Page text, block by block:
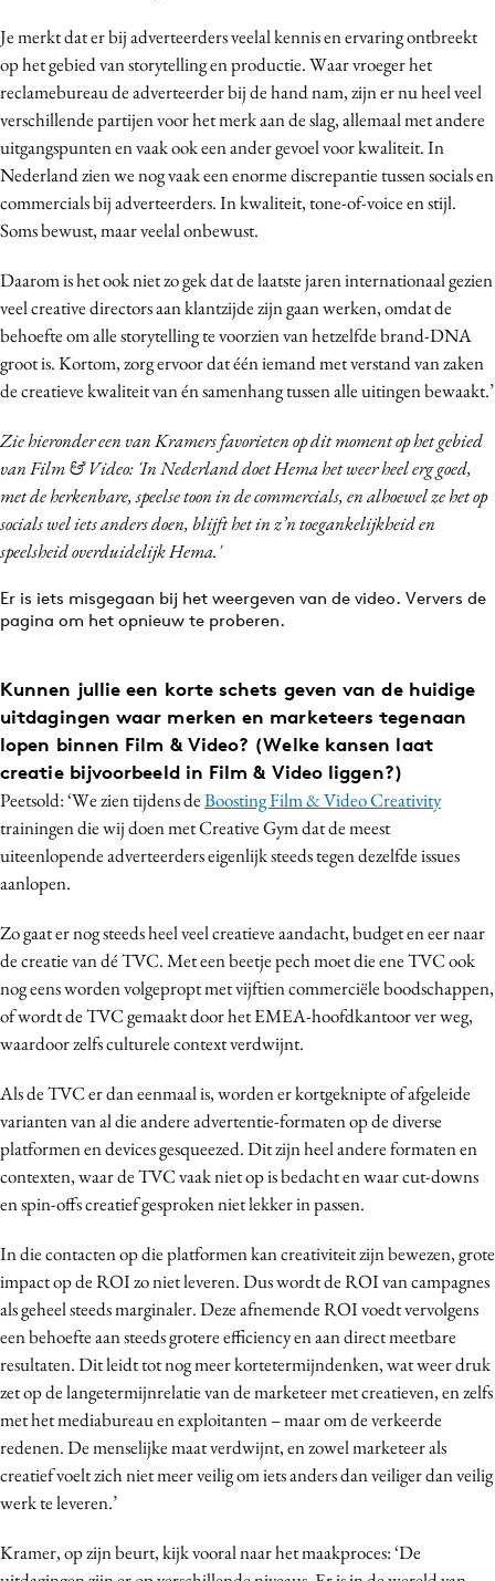
Je merkt dat er bij adverteerders veelal kennis en ervaring ontbreekt
op het gebied van storytelling en productie. Waar vroeger het
reclamebureau de adverteerder bij de hand nam, zijn er nu heel veel
verschillende partijen voor het merk aan de slag, allemaal met andere
uitgangspunten en vaak ook een ander gevoel voor kwaliteit. In
Nederland zien we nog vaak een enorme discrepantie tussen socials en
commercials bij adverteerders. In kwaliteit, tone-of-voice en stijl.
Soms bewust, maar veelal onbewust.
Daarom is het ook niet zo gek dat de laatste jaren internationaal gezien
veel creative directors aan klantzijde zijn gaan werken, omdat de
behoefte om alle storytelling te voorzien van hetzelfde brand-DNA
groot is. Kortom, zorg ervoor dat één iemand met verstand van zaken
de creatieve kwaliteit van én samenhang tussen alle uitingen bewaakt.’
Zie hieronder een van Kramers favorieten op dit moment op het gebied
van Film & Video: 'In Nederland doet Hema het weer heel erg goed,
met de herkenbare, speelse toon in de commercials, en alhoewel ze het op
socials wel iets anders doen, blijft het in z’n toegankelijkheid en
speelsheid overduidelijk Hema.'
Er is iets misgegaan bij het weergeven van de video. Ververs de
pagina om het opnieuw te proberen.
Kunnen jullie een korte schets geven van de huidige
uitdagingen waar merken en marketeers tegenaan
lopen binnen Film & Video? (Welke kansen laat
creatie bijvoorbeeld in Film & Video liggen?)
Peetsold: ‘We zien tijdens deBoosting Film & Video Creativity
trainingen die wij doen met Creative Gym dat de meest
uiteenlopende adverteerders eigenlijk steeds tegen dezelfde issues
aanlopen.
Zo gaat er nog steeds heel veel creatieve aandacht, budget en eer naar
de creatie van dé TVC. Met een beetje pech moet die ene TVC ook
nog eens worden volgepropt met vijftien commerciële boodschappen,
of wordt de TVC gemaakt door het EMEA-hoofdkantoor ver weg,
waardoor zelfs culturele context verdwijnt.
Als de TVC er dan eenmaal is, worden er kortgeknipte of afgeleide
varianten van al die andere advertentie-formaten op de diverse
platformen en devices gesqueezed. Dit zijn heel andere formaten en
contexten, waar de TVC vaak niet op is bedacht en waar cut-downs
en spin-offs creatief gesproken niet lekker in passen.
In die contacten op die platformen kan creativiteit zijn bewezen, grote
impact op de ROI zo niet leveren. Dus wordt de ROI van campagnes
als geheel steeds marginaler. Deze afnemende ROI voedt vervolgens
een behoefte aan steeds grotere efficiency en aan direct meetbare
resultaten. Dit leidt tot nog meer kortetermijndenken, wat weer druk
zet op de langetermijnrelatie van de marketeer met creatieven, en zelfs
met het mediabureau en exploitanten – maar om de verkeerde
redenen. De menselijke maat verdwijnt, en zowel marketeer als
creatief voelt zich niet meer veilig om iets anders dan veiliger dan veilig
werk te leveren.’
Kramer, op zijn beurt, kijk vooral naar het maakproces: ‘De